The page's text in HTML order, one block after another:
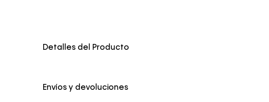
Detalles del Producto
Color Negro
Envíos y devoluciones